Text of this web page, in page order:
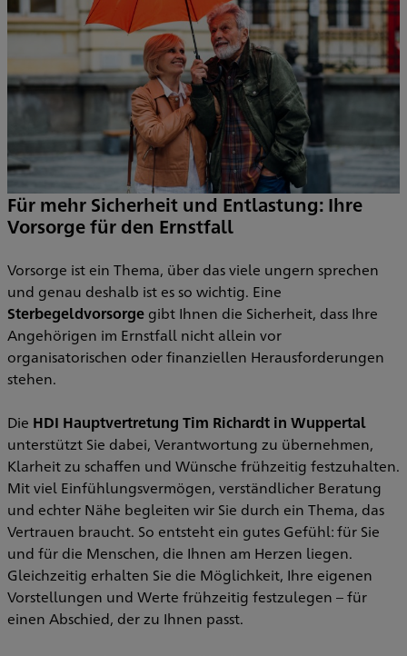
Für mehr Sicherheit und Entlastung: Ihre
Vorsorge für den Ernstfall
Vorsorge ist ein Thema, über das viele ungern sprechen
und genau deshalb ist es so wichtig. Eine
Sterbegeldvorsorge gibt Ihnen die Sicherheit, dass Ihre
Angehörigen im Ernstfall nicht allein vor
organisatorischen oder finanziellen Herausforderungen
stehen.
Die HDI Hauptvertretung Tim Richardt in Wuppertal
unterstützt Sie dabei, Verantwortung zu übernehmen,
Klarheit zu schaffen und Wünsche frühzeitig festzuhalten.
Mit viel Einfühlungsvermögen, verständlicher Beratung
und echter Nähe begleiten wir Sie durch ein Thema, das
Vertrauen braucht. So entsteht ein gutes Gefühl: für Sie
und für die Menschen, die Ihnen am Herzen liegen.
Gleichzeitig erhalten Sie die Möglichkeit, Ihre eigenen
Vorstellungen und Werte frühzeitig festzulegen – für
einen Abschied, der zu Ihnen passt.